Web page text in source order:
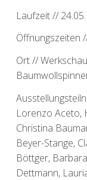
Laufzeit //
Öffnungszeiten
Ort //
Lorenzo Aceto,
Christina
Beyer-Stange,
Böttger,
Dettmann,